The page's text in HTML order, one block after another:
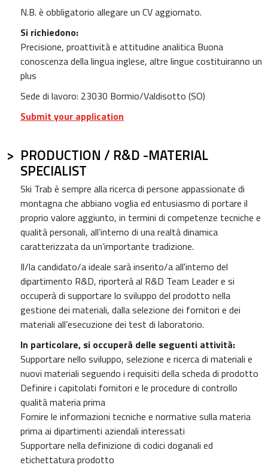
N.B. è obbligatorio allegare un CV aggiornato.
Si richiedono:
Precisione, proattività e attitudine analitica Buona
conoscenza della lingua inglese, altre lingue costituiranno un
plus
Sede di lavoro: 23030 Bormio/Valdisotto (SO)
Submit your application
PRODUCTION / R&D -MATERIAL
SPECIALIST
Ski Trab è sempre alla ricerca di persone appassionate di
montagna che abbiano voglia ed entusiasmo di portare il
proprio valore aggiunto, in termini di competenze tecniche e
qualità personali, all’interno di una realtà dinamica
caratterizzata da un’importante tradizione.
Il/la candidato/a ideale sarà inserito/a all'interno del
dipartimento R&D, riporterà al R&D Team Leader e si
occuperà di supportare lo sviluppo del prodotto nella
gestione dei materiali, dalla selezione dei fornitori e dei
materiali all’esecuzione dei test di laboratorio.
In particolare, si occuperà delle seguenti attività:
Supportare nello sviluppo, selezione e ricerca di materiali e
nuovi materiali seguendo i requisiti della scheda di prodotto
Definire i capitolati fornitori e le procedure di controllo
qualità materia prima
Fornire le informazioni tecniche e normative sulla materia
prima ai dipartimenti aziendali interessati
Supportare nella definizione di codici doganali ed
etichettatura prodotto